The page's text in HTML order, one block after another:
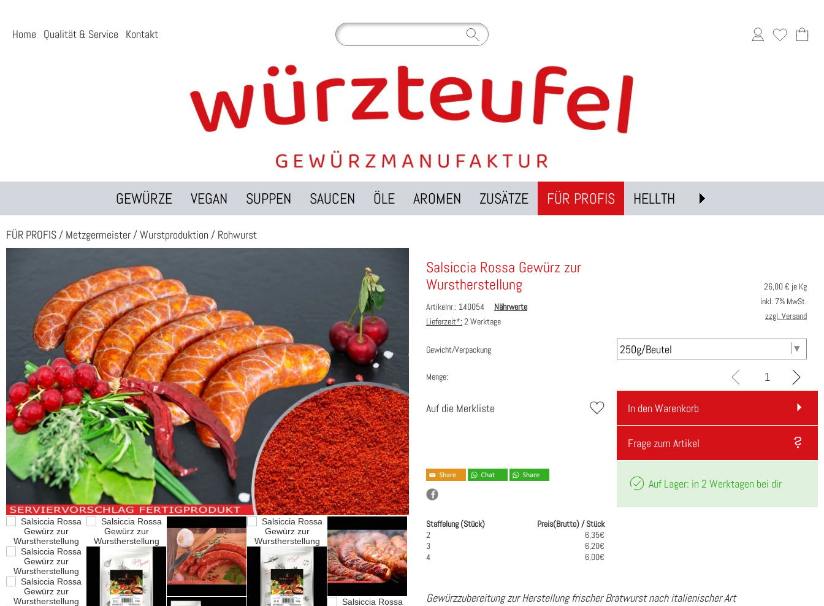
Home Qualität & Service Kontakt
GEWÜRZE VEGAN SUPPEN SAUCEN ÖLE AROMEN ZUSÄTZE FÜR PROFIS HELLTH
FÜR PROFIS / Metzgermeister /Wurstproduktion / Rohwurst
Salsiccia Rossa Gewürz zur
Wurstherstellung
Artikelnr.: 140054
Nährwerte
Lieferzeit*: 2 Werktage
26,00€ je Kg
inkl. 7% MwSt.
zzgl. Versand
Gewicht/Verpackung
Menge:
Auf die Merkliste In den Warenkorb
Frage zum Artikel
Auf Lager: in 2 Werktagen bei dir
Staffelung (Stück)
Preis(Brutto) / Stück
2
6,35€
3
6,20€
4
6,00€
Gewürzzubereitung zur Herstellung frischer Bratwurst nach italienischer Art